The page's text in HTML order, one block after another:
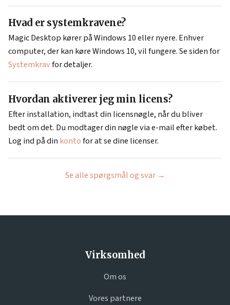
Hvad er systemkravene?
Magic Desktop kører på Windows 10 eller nyere. Enhver
computer, der kan køre Windows 10, vil fungere. Se siden for
Systemkravfor detaljer.
Hvordan aktiverer jeg min licens?
Efter installation, indtast din licensnøgle, når du bliver
bedt om det. Du modtager din nøgle via e-mail efter købet.
Log ind på din kontofor at se dine licenser.
Se alle spørgsmål og svar →
Virksomhed
Om os
Vores partnere